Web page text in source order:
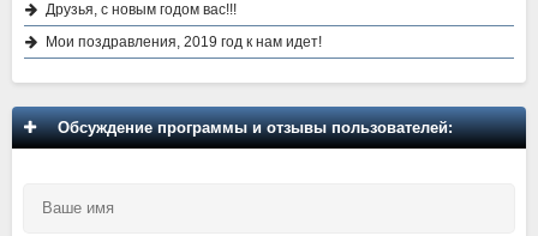
Друзья, с новым годом вас!!!
Мои поздравления, 2019 год к нам идет!
Обсуждение программы и отзывы пользователей: